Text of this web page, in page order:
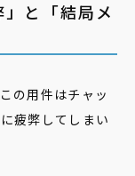
と「結局メ
の用件はチャッ
疲弊してしまい